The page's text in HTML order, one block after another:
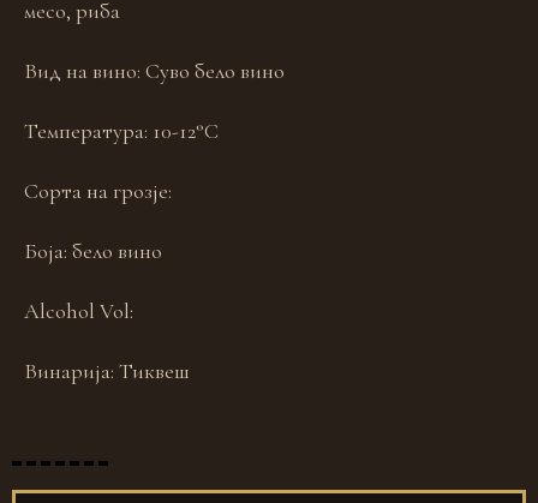
месо, риба
Вид на вино: Суво бело вино
Температура: 10-12°C
Сорта на грозје:
Боја: бело вино
Alcohol Vol:
Винарија: Тиквеш